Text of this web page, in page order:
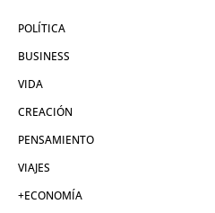
POLÍTICA
BUSINESS
VIDA
CREACIÓN
PENSAMIENTO
VIAJES
+ECONOMÍA